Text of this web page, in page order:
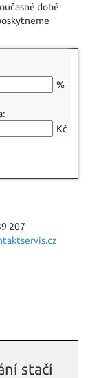
době
%
Kč
207
stačí